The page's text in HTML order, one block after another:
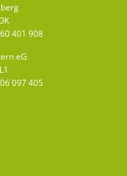
401 908
eG
097 405